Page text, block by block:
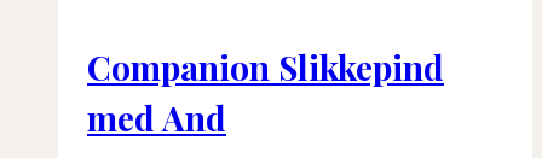
Companion Slikkepind
med And